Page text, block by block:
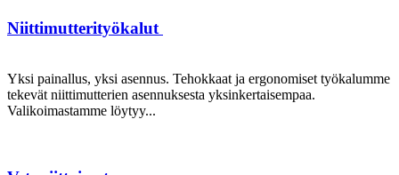
Niittimutterityökalut
Yksi painallus, yksi asennus. Tehokkaat ja ergonomiset työkalumme
tekevät niittimutterien asennuksesta yksinkertaisempaa.
Valikoimastamme löytyy...